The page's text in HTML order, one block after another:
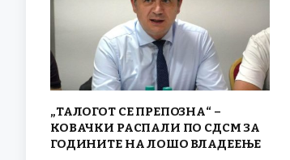
„ТАЛОГОТ СЕ ПРЕПОЗНА“ –
КОВАЧКИ РАСПАЛИ ПО СДСМ ЗА
ГОДИНИТЕ НА ЛОШО ВЛАДЕЕЊЕ